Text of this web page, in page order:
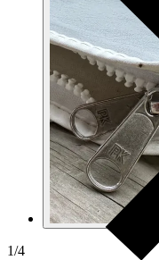
1/4